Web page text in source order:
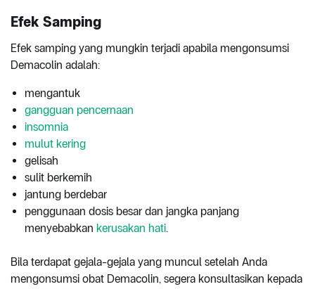
Efek Samping
Efek samping yang mungkin terjadi apabila mengonsumsi
Demacolin adalah:
mengantuk
gangguan pencernaan
insomnia
mulut kering
gelisah
sulit berkemih
jantung berdebar
penggunaan dosis besar dan jangka panjang
menyebabkan kerusakan hati.
Bila terdapat gejala-gejala yang muncul setelah Anda
mengonsumsi obat Demacolin, segera konsultasikan kepada